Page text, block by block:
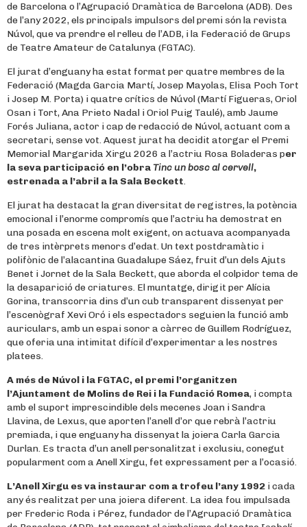
de Barcelona o l’Agrupació Dramàtica de Barcelona (ADB). Des
de l’any 2022, els principals impulsors del premi són la revista
Núvol, que va prendre el relleu de l’ADB, i la Federació de Grups
de Teatre Amateur de Catalunya (FGTAC).
El jurat d’enguany ha estat format per quatre membres de la
Federació (Magda Garcia Martí, Josep Mayolas, Elisa Poch Tort
i Josep M. Porta) i quatre crítics de Núvol (Martí Figueras, Oriol
Osan i Tort, Ana Prieto Nadal i Oriol Puig Taulé), amb Jaume
Forés Juliana, actor i cap de redacció de Núvol, actuant com a
secretari, sense vot. Aquest jurat ha decidit atorgar el Premi
Memorial Margarida Xirgu 2026 a l’actriu Rosa Boladeras per
la seva participació en l’obra Tinc un bosc al cervell,
estrenada a l’abril a la Sala Beckett.
El jurat ha destacat la gran diversitat de registres, la potència
emocional i l’enorme compromís que l’actriu ha demostrat en
una posada en escena molt exigent, on actuava acompanyada
de tres intèrprets menors d’edat. Un text postdramàtic i
polifònic de l’alacantina Guadalupe Sáez, fruit d’un dels Ajuts
Benet i Jornet de la Sala Beckett, que aborda el colpidor tema de
la desaparició de criatures. El muntatge, dirigit per Alícia
Gorina, transcorria dins d’un cub transparent dissenyat per
l’escenògraf Xevi Oró i els espectadors seguien la funció amb
auriculars, amb un espai sonor a càrrec de Guillem Rodríguez,
que oferia una intimitat difícil d’experimentar a les nostres
platees.
A més de Núvol i la FGTAC, el premi l’organitzen
l’Ajuntament de Molins de Rei i la Fundació Romea, i compta
amb el suport imprescindible dels mecenes Joan i Sandra
Llavina, de Lexus, que aporten l’anell d’or que rebrà l’actriu
premiada, i que enguany ha dissenyat la joiera Carla Garcia
Durlan. Es tracta d’un anell personalitzat i exclusiu, conegut
popularment com a Anell Xirgu, fet expressament per a l’ocasió.
L’Anell Xirgu es va instaurar com a trofeu l’any 1992 i cada
any és realitzat per una joiera diferent. La idea fou impulsada
per Frederic Roda i Pérez, fundador de l’Agrupació Dramàtica